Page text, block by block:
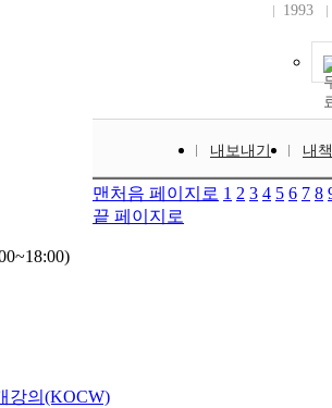
1993
내보내기 내
맨처음 페이지로 1 2 3 4 5 6 7 8
끝 페이지로
강의(KOCW)